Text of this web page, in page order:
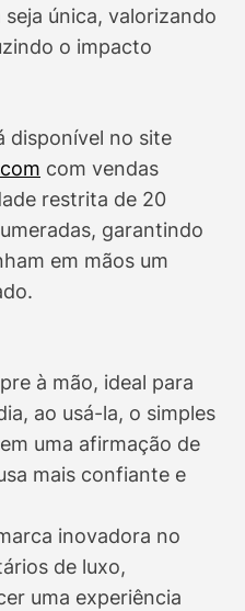
única, valorizando
o impacto
disponível no site
com vendas
restrita de 20
garantindo
em mãos um
à mão, ideal para
ao usá-la, o simples
uma afirmação de
mais confiante e
inovadora no
de luxo,
uma experiência